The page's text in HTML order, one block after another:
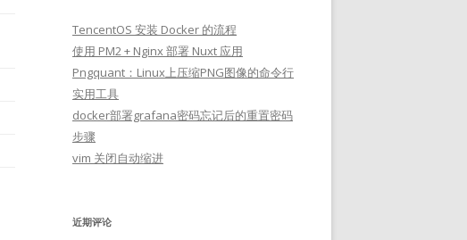
TencentOS 安装 Docker 的流程
使用 PM2 + Nginx 部署 Nuxt 应用
Pngquant：Linux上压缩PNG图像的命令行
实用工具
docker部署grafana密码忘记后的重置密码
步骤
vim 关闭自动缩进
近期评论